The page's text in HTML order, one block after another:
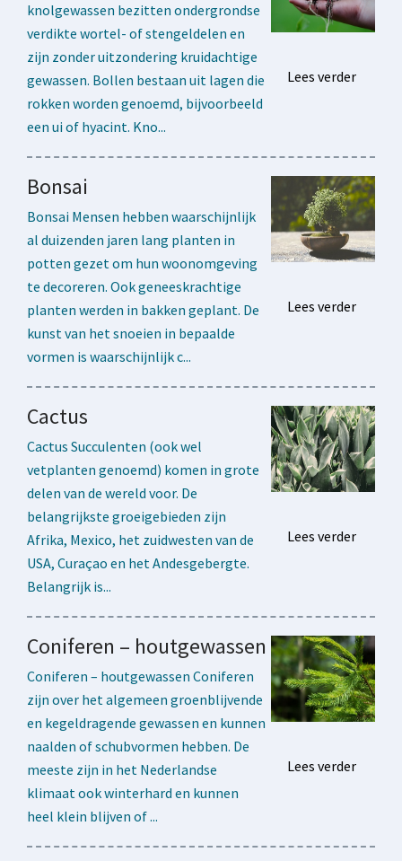
knolgewassen bezitten ondergrondse
verdikte wortel- of stengeldelen en
zijn zonder uitzondering kruidachtige
gewassen. Bollen bestaan uit lagen die
rokken worden genoemd, bijvoorbeeld
een ui of hyacint. Kno...
Lees verder
Bonsai
Bonsai Mensen hebben waarschijnlijk
al duizenden jaren lang planten in
potten gezet om hun woonomgeving
te decoreren. Ook geneeskrachtige
planten werden in bakken geplant. De
kunst van het snoeien in bepaalde
vormen is waarschijnlijk c...
Lees verder
Cactus
Cactus Succulenten (ook wel
vetplanten genoemd) komen in grote
delen van de wereld voor. De
belangrijkste groeigebieden zijn
Afrika, Mexico, het zuidwesten van de
USA, Curaçao en het Andesgebergte.
Belangrijk is...
Lees verder
Coniferen – houtgewassen
Coniferen – houtgewassen Coniferen
zijn over het algemeen groenblijvende
en kegeldragende gewassen en kunnen
naalden of schubvormen hebben. De
meeste zijn in het Nederlandse
klimaat ook winterhard en kunnen
heel klein blijven of ...
Lees verder